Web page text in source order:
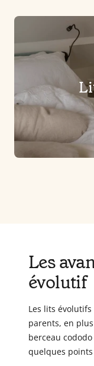
Les
évolutif
Les lits
parents, en
berceau
quelques